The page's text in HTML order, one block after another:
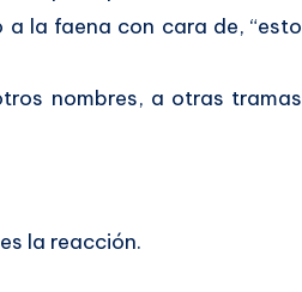
la faena con cara de, “esto
nombres, a otras tramas
la reacción.